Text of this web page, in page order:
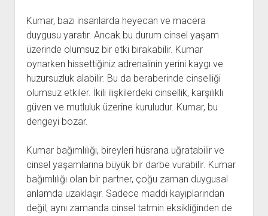
Kumar, bazı insanlarda heyecan ve macera
duygusu yaratır. Ancak bu durum cinsel yaşam
üzerinde olumsuz bir etki bırakabilir. Kumar
oynarken hissettiğiniz adrenalinin yerini kaygı ve
huzursuzluk alabilir. Bu da beraberinde cinselliği
olumsuz etkiler. İkili ilişkilerdeki cinsellik, karşılıklı
güven ve mutluluk üzerine kuruludur. Kumar, bu
dengeyi bozar.
Kumar bağımlılığı, bireyleri hüsrana uğratabilir ve
cinsel yaşamlarına büyük bir darbe vurabilir. Kumar
bağımlılığı olan bir partner, çoğu zaman duygusal
anlamda uzaklaşır. Sadece maddi kayıplarından
değil, aynı zamanda cinsel tatmin eksikliğinden de